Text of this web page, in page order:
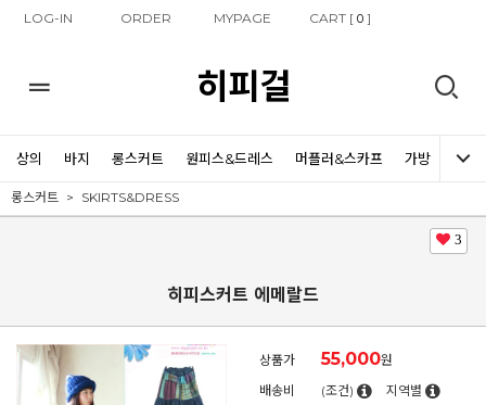
LOG-IN ORDER MYPAGE CART [0 ]
히피걸
상의 바지 롱스커트 원피스&드레스 머플러&스카프 가방 신발
롱스커트 SKIRTS&DRESS
3
히피스커트 에메랄드
상품가 55,000원
배송비
(조건) 지역별